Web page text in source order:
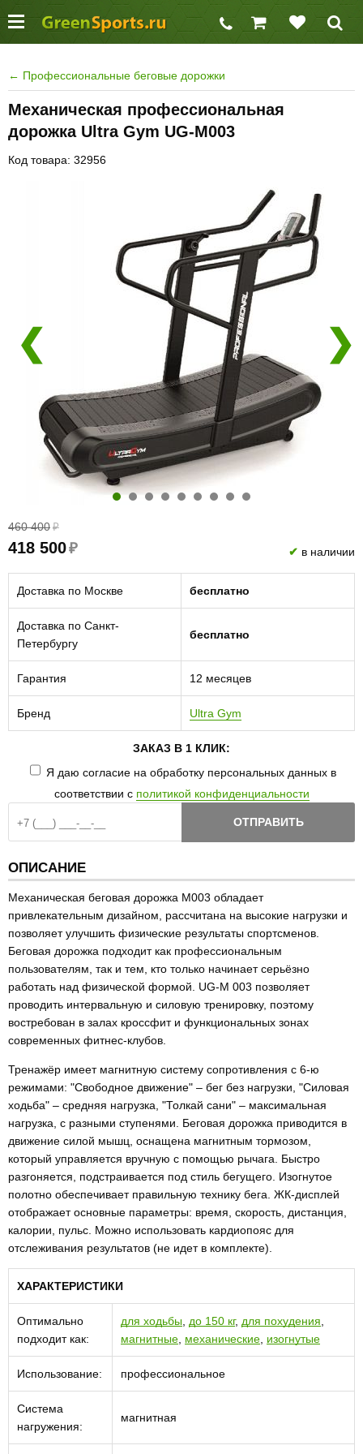
← Профессиональные беговые дорожки
Механическая профессиональная
дорожка Ultra Gym UG-M003
Код товара: 32956
❮ ❯
460 400 ₽
418 500₽ ✔ в наличии
Доставка по Москве бесплатно
Доставка по Санкт-
Петербургу
бесплатно
Гарантия 12 месяцев
Бренд Ultra Gym
ЗАКАЗ В 1 КЛИК:
Я даю согласие на обработку персональных данных в
соответствии с политикой конфиденциальности
ОТПРАВИТЬ
ОПИСАНИЕ
Механическая беговая дорожка М003 обладает
привлекательным дизайном, рассчитана на высокие нагрузки и
позволяет улучшить физические результаты спортсменов.
Беговая дорожка подходит как профессиональным
пользователям, так и тем, кто только начинает серьёзно
работать над физической формой. UG-M 003 позволяет
проводить интервальную и силовую тренировку, поэтому
востребован в залах кроссфит и функциональных зонах
современных фитнес-клубов.
Тренажёр имеет магнитную систему сопротивления с 6-ю
режимами: "Свободное движение" – бег без нагрузки, "Силовая
ходьба" – средняя нагрузка, "Толкай сани" – максимальная
нагрузка, с разными ступенями. Беговая дорожка приводится в
движение силой мышц, оснащена магнитным тормозом,
который управляется вручную с помощью рычага. Быстро
разгоняется, подстраивается под стиль бегущего. Изогнутое
полотно обеспечивает правильную технику бега. ЖК-дисплей
отображает основные параметры: время, скорость, дистанция,
калории, пульс. Можно использовать кардиопояс для
отслеживания результатов (не идет в комплекте).
ХАРАКТЕРИСТИКИ
Оптимально
подходит как:
для ходьбы до 150 кг, для похудения
магнитные механические изогнутые
Использование: профессиональное
Система
нагружения:
магнитная